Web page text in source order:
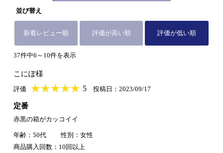
並び替え
新着レビュー順 評価が高い順 評価が低い順
37件中6～10件を表示
こにぽ様
評価 ★★★★★
★★★★★ 5 投稿日：2023/09/17
定番
赤黒の箱がカッコイイ
年齢：50代
性別：女性
商品購入回数：10回以上